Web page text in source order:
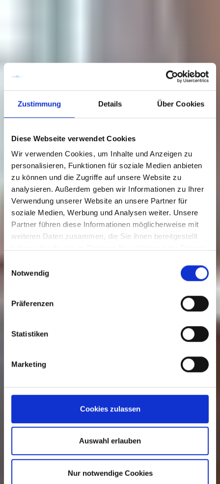
Zustimmung Details Über Cookies
Diese Webseite verwendet Cookies
Wir verwenden Cookies, um Inhalte und Anzeigen zu
personalisieren, Funktionen für soziale Medien anbieten
zu können und die Zugriffe auf unsere Website zu
analysieren. Außerdem geben wir Informationen zu Ihrer
Verwendung unserer Website an unsere Partner für
soziale Medien, Werbung und Analysen weiter. Unsere
Partner führen diese Informationen möglicherweise mit
weiteren Daten zusammen, die Sie ihnen bereitgestellt
Notwendig
Präferenzen
Statistiken
Marketing
Cookies zulassen
Auswahl erlauben
Nur notwendige Cookies
Birdies Café und Restaurant